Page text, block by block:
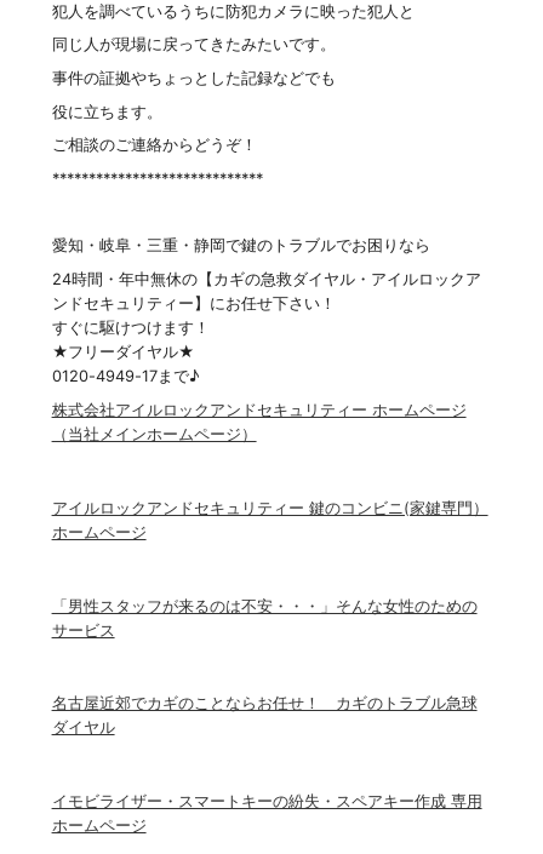
犯人を調べているうちに防犯カメラに映った犯人と
同じ人が現場に戻ってきたみたいです。
事件の証拠やちょっとした記録などでも
役に立ちます。
ご相談のご連絡からどうぞ！
*****************************
愛知・岐阜・三重・静岡で鍵のトラブルでお困りなら
24時間・年中無休の【カギの急救ダイヤル・アイルロックア
ンドセキュリティー】にお任せ下さい！
すぐに駆けつけます！
★フリーダイヤル★
0120-4949-17まで♪
株式会社アイルロックアンドセキュリティー ホームページ
（当社メインホームページ）
アイルロックアンドセキュリティー 鍵のコンビニ(家鍵専門）
ホームページ
「男性スタッフが来るのは不安・・・」そんな女性のための
サービス
名古屋近郊でカギのことならお任せ！ カギのトラブル急球
ダイヤル
イモビライザー・スマートキーの紛失・スペアキー作成 専用
ホームページ